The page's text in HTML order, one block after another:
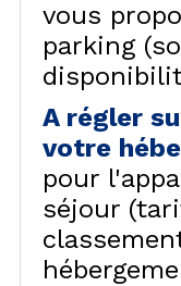
vous
parking
A régler
votre
pour
séjour